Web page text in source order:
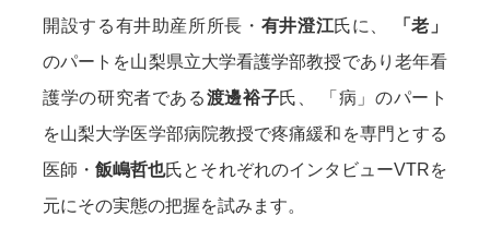
開設する有井助産所所長・ 有井澄江氏に、
「老」
のパートを山梨県立大学看護学部教授であり老年看
護学の研究者である渡邊裕子氏、 「病」のパート
を山梨大学医学部病院教授で疼痛緩和を専門とする
医師・飯嶋哲也氏とそれぞれのインタビューVTRを
元にその実態の把握を試みます。